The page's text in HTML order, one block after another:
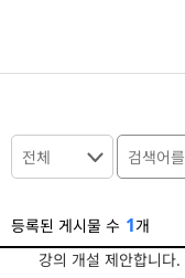
전체
등록된 게시물 수 1개
강의 개설 제안합니다.